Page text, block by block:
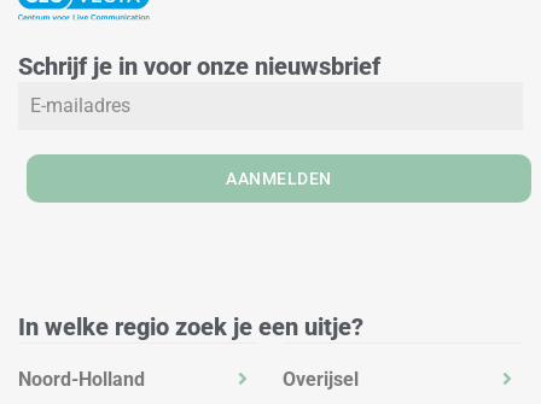
k
d
i
t
g
r
m
o
Schrijf je in voor onze nieuwsbrief
AANMELDEN
In welke regio zoek je een uitje?
Noord-Holland Overijsel